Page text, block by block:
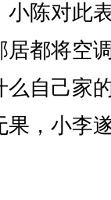
小陈对此
居都将空
么自己家
果，小李